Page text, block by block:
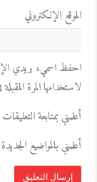
الموقع الإلكتروني
احفظ اسمي، بريدي
لاستخدامها المرة
أعلمني بمتابعة
أعلمني بالمواضيع